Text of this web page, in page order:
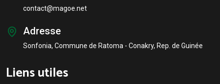
contact@magoe.net
Adresse
Sonfonia, Commune de Ratoma - Conakry, Rep. de Guinée
Liens utiles